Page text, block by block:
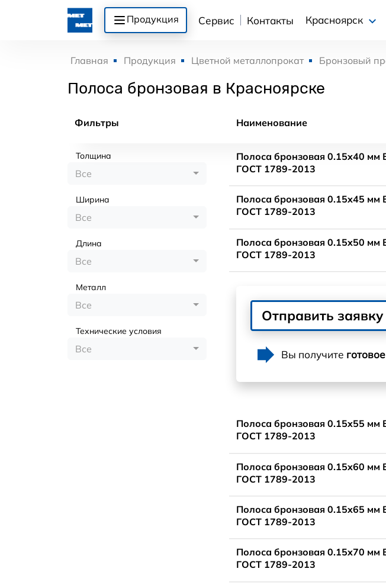
Продукция Сервис Контакты Красноярск
Главная Продукция Цветной металлопрокат Бронзовый
Полоса бронзовая в Красноярске
Фильтры Наименование
Толщина
Все
Ширина
Все
Длина
Все
Металл
Все
Технические условия
Все
Полоса бронзовая 0.15x40 мм
ГОСТ 1789-2013
Полоса бронзовая 0.15x45 мм
ГОСТ 1789-2013
Полоса бронзовая 0.15x50 мм
ГОСТ 1789-2013
Отправить заявку
Вы получите
Полоса бронзовая 0.15x55 мм
ГОСТ 1789-2013
Полоса бронзовая 0.15x60 мм
ГОСТ 1789-2013
Полоса бронзовая 0.15x65 мм
ГОСТ 1789-2013
Полоса бронзовая 0.15x70 мм
ГОСТ 1789-2013